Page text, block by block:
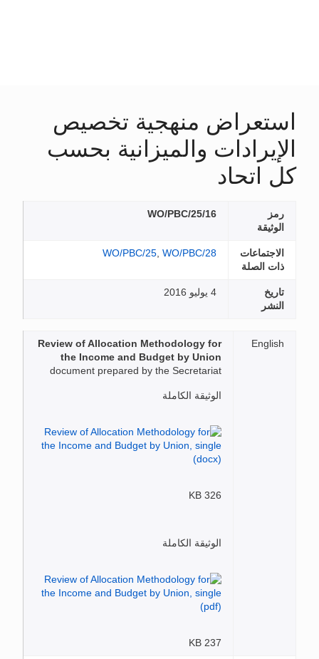
استعراض منهجية تخصيص
الإيرادات والميزانية بحسب
كل اتحاد
رمز
الوثيقة
WO/PBC/25/16
الاجتماعات
ذات الصلة
WO/PBC/25 WO/PBC/28
تاريخ
النشر
4 يوليو 2016
English
Review of Allocation Methodology for
the Income and Budget by Union
document prepared by the Secretariat
الوثيقة الكاملة
326 KB
الوثيقة الكاملة
237 KB